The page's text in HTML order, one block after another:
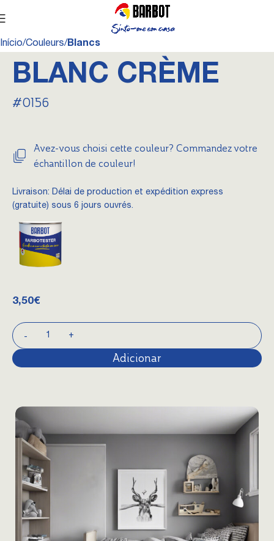
Início Couleurs Blancs
BLANC CRÈME
#0156
Avez-vous choisi cette couleur? Commandez votre
échantillon de couleur!
Livraison: Délai de production et expédition express
(gratuite) sous 6 jours ouvrés.
3,50€
Adicionar